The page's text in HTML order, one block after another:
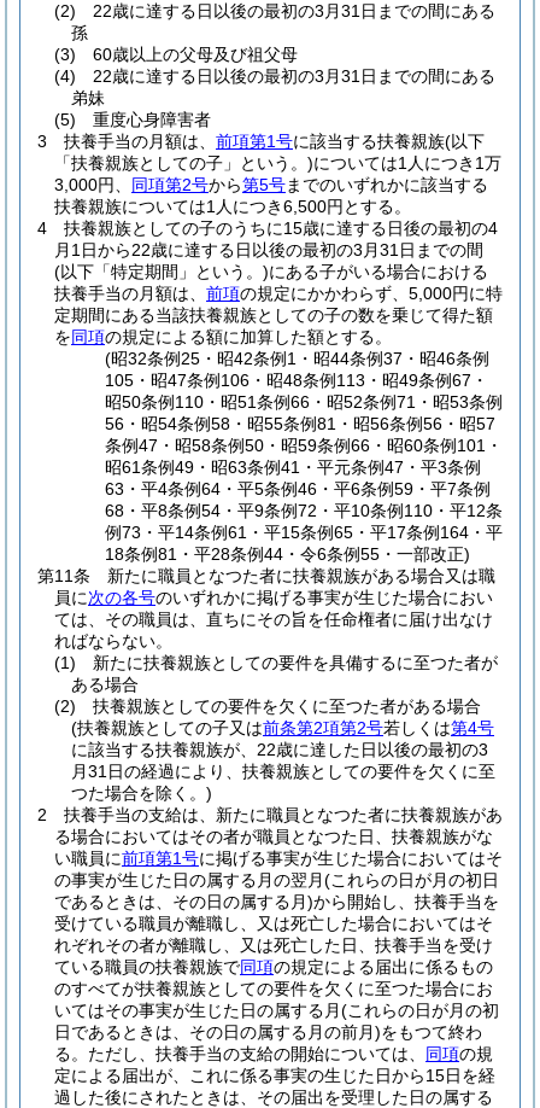
(2)
22歳に達する日以後の最初の3月31日までの間にある
孫
(3)
60歳以上の父母及び祖父母
(4)
22歳に達する日以後の最初の3月31日までの間にある
弟妹
(5)
重度心身障害者
3
扶養手当の月額は、 前項第1号に該当する扶養親族(以下
「扶養親族としての子」という。)については1人につき1万
3,000円、 同項第2号から第5号までのいずれかに該当する
扶養親族については1人につき6,500円とする。
4
扶養親族としての子のうちに15歳に達する日後の最初の4
月1日から22歳に達する日以後の最初の3月31日までの間
(以下「特定期間」という。)にある子がいる場合における
扶養手当の月額は、 前項の規定にかかわらず、5,000円に特
定期間にある当該扶養親族としての子の数を乗じて得た額
を同項の規定による額に加算した額とする。
(昭32条例25・昭42条例1・昭44条例37・昭46条例
105・昭47条例106・昭48条例113・昭49条例67・
昭50条例110・昭51条例66・昭52条例71・昭53条例
56・昭54条例58・昭55条例81・昭56条例56・昭57
条例47・昭58条例50・昭59条例66・昭60条例101・
昭61条例49・昭63条例41・平元条例47・平3条例
63・平4条例64・平5条例46・平6条例59・平7条例
68・平8条例54・平9条例72・平10条例110・平12条
例73・平14条例61・平15条例65・平17条例164・平
18条例81・平28条例44・令6条例55・一部改正)
第11条
新たに職員となつた者に扶養親族がある場合又は職
員に次の各号のいずれかに掲げる事実が生じた場合におい
ては、その職員は、直ちにその旨を任命権者に届け出なけ
ればならない。
(1)
新たに扶養親族としての要件を具備するに至つた者が
ある場合
(2)
扶養親族としての要件を欠くに至つた者がある場合
(扶養親族としての子又は前条第2項第2号若しくは第4号
に該当する扶養親族が、22歳に達した日以後の最初の3
月31日の経過により、扶養親族としての要件を欠くに至
つた場合を除く。)
2
扶養手当の支給は、新たに職員となつた者に扶養親族があ
る場合においてはその者が職員となつた日、扶養親族がな
い職員に前項第1号に掲げる事実が生じた場合においてはそ
の事実が生じた日の属する月の翌月(これらの日が月の初日
であるときは、その日の属する月)から開始し、扶養手当を
受けている職員が離職し、又は死亡した場合においてはそ
れぞれその者が離職し、又は死亡した日、扶養手当を受け
ている職員の扶養親族で同項の規定による届出に係るもの
のすべてが扶養親族としての要件を欠くに至つた場合にお
いてはその事実が生じた日の属する月(これらの日が月の初
日であるときは、その日の属する月の前月)をもつて終わ
る。 ただし、扶養手当の支給の開始については、 同項の規
定による届出が、これに係る事実の生じた日から15日を経
過した後にされたときは、その届出を受理した日の属する